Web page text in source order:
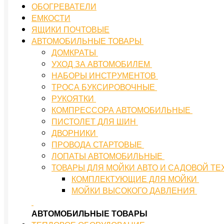
ОБОГРЕВАТЕЛИ
ЕМКОСТИ
ЯЩИКИ ПОЧТОВЫЕ
АВТОМОБИЛЬНЫЕ ТОВАРЫ
ДОМКРАТЫ
УХОД ЗА АВТОМОБИЛЕМ
НАБОРЫ ИНСТРУМЕНТОВ
ТРОСА БУКСИРОВОЧНЫЕ
РУКОЯТКИ
КОМПРЕССОРА АВТОМОБИЛЬНЫЕ
ПИСТОЛЕТ ДЛЯ ШИН
ДВОРНИКИ
ПРОВОДА СТАРТОВЫЕ
ЛОПАТЫ АВТОМОБИЛЬНЫЕ
ТОВАРЫ ДЛЯ МОЙКИ АВТО И САДОВОЙ
КОМПЛЕКТУЮЩИЕ ДЛЯ МОЙКИ
МОЙКИ ВЫСОКОГО ДАВЛЕНИЯ
АВТОМОБИЛЬНЫЕ ТОВАРЫ